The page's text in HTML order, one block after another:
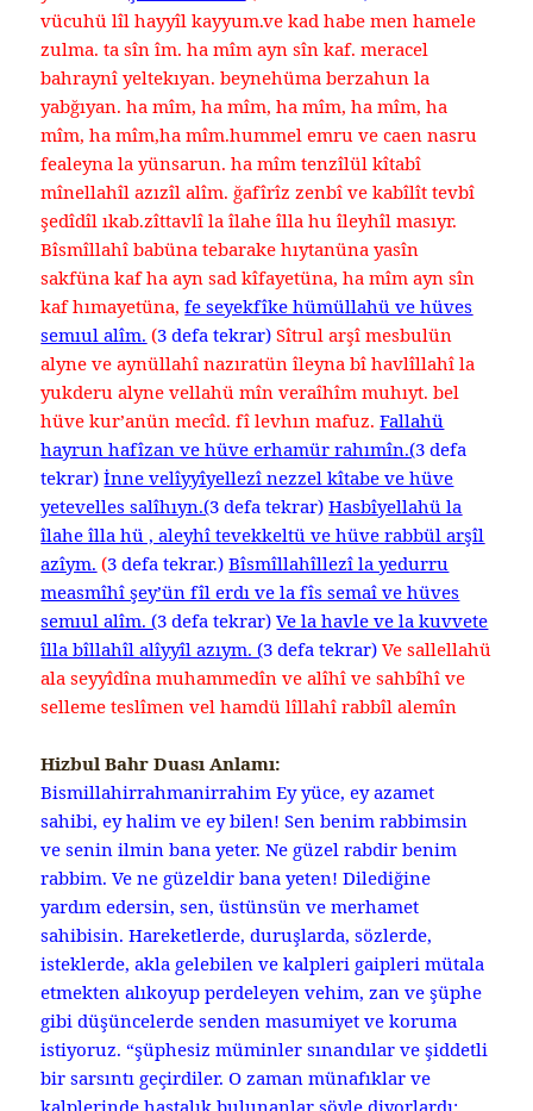
vücuhü lîl hayyîl kayyum.ve kad habe men hamele
zulma. ta sîn îm. ha mîm ayn sîn kaf. meracel
bahraynî yeltekıyan. beynehüma berzahun la
yabğıyan. ha mîm, ha mîm, ha mîm, ha mîm, ha
mîm, ha mîm,ha mîm.hummel emru ve caen nasru
fealeyna la yünsarun. ha mîm tenzîlül kîtabî
mînellahîl azızîl alîm. ğafîrîz zenbî ve kabîlît tevbî
şedîdîl ıkab.zîttavlî la îlahe îlla hu îleyhîl masıyr.
Bîsmîllahî babüna tebarake hıytanüna yasîn
sakfüna kaf ha ayn sad kîfayetüna, ha mîm ayn sîn
kaf hımayetüna,fe seyekfîke hümüllahü ve hüves
semıul alîm. (3 defa tekrar) Sîtrul arşî mesbulün
alyne ve aynüllahî nazıratün îleyna bî havlîllahî la
yukderu alyne vellahü mîn veraîhîm muhıyt. bel
hüve kur’anün mecîd. fî levhın mafuz.Fallahü
hayrun hafîzan ve hüve erhamür rahımîn.(3 defa
tekrar) İnne velîyyîyellezî nezzel kîtabe ve hüve
yetevelles salîhıyn.(3 defa tekrar) Hasbîyellahü la
îlahe îlla hü , aleyhî tevekkeltü ve hüve rabbül arşîl
azîym. (3 defa tekrar.) Bîsmîllahîllezî la yedurru
measmîhî şey’ün fîl erdı ve la fîs semaî ve hüves
semıul alîm. (3 defa tekrar) Ve la havle ve la kuvvete
îlla bîllahîl alîyyîl azıym. (3 defa tekrar) Ve sallellahü
ala seyyîdîna muhammedîn ve alîhî ve sahbîhî ve
selleme teslîmen vel hamdü lîllahî rabbîl alemîn
Hizbul Bahr Duası Anlamı:
Bismillahirrahmanirrahim Ey yüce, ey azamet
sahibi, ey halim ve ey bilen! Sen benim rabbimsin
ve senin ilmin bana yeter. Ne güzel rabdir benim
rabbim. Ve ne güzeldir bana yeten! Dilediğine
yardım edersin, sen, üstünsün ve merhamet
sahibisin. Hareketlerde, duruşlarda, sözlerde,
isteklerde, akla gelebilen ve kalpleri gaipleri mütala
etmekten alıkoyup perdeleyen vehim, zan ve şüphe
gibi düşüncelerde senden masumiyet ve koruma
istiyoruz. “şüphesiz müminler sınandılar ve şiddetli
bir sarsıntı geçirdiler. O zaman münafıklar ve